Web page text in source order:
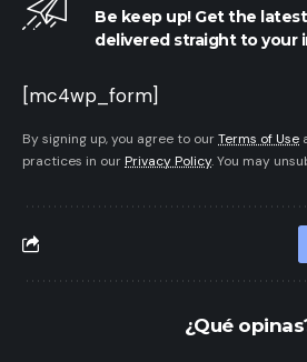
Be keep up! Get the
delivered straight to your
[mc4wp_form]
By signing up, you agree to ourTerms of Use
practices in our Privacy Policy. You may
¿Qué